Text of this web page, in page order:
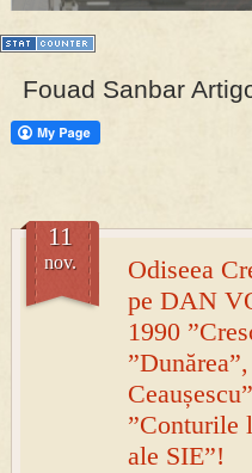
PRESA
Permise pentru vânătoarea
Fouad Sanbar
Odiseea
pe DAN
1990
”Conturile
ale SIE”!
11
nov.